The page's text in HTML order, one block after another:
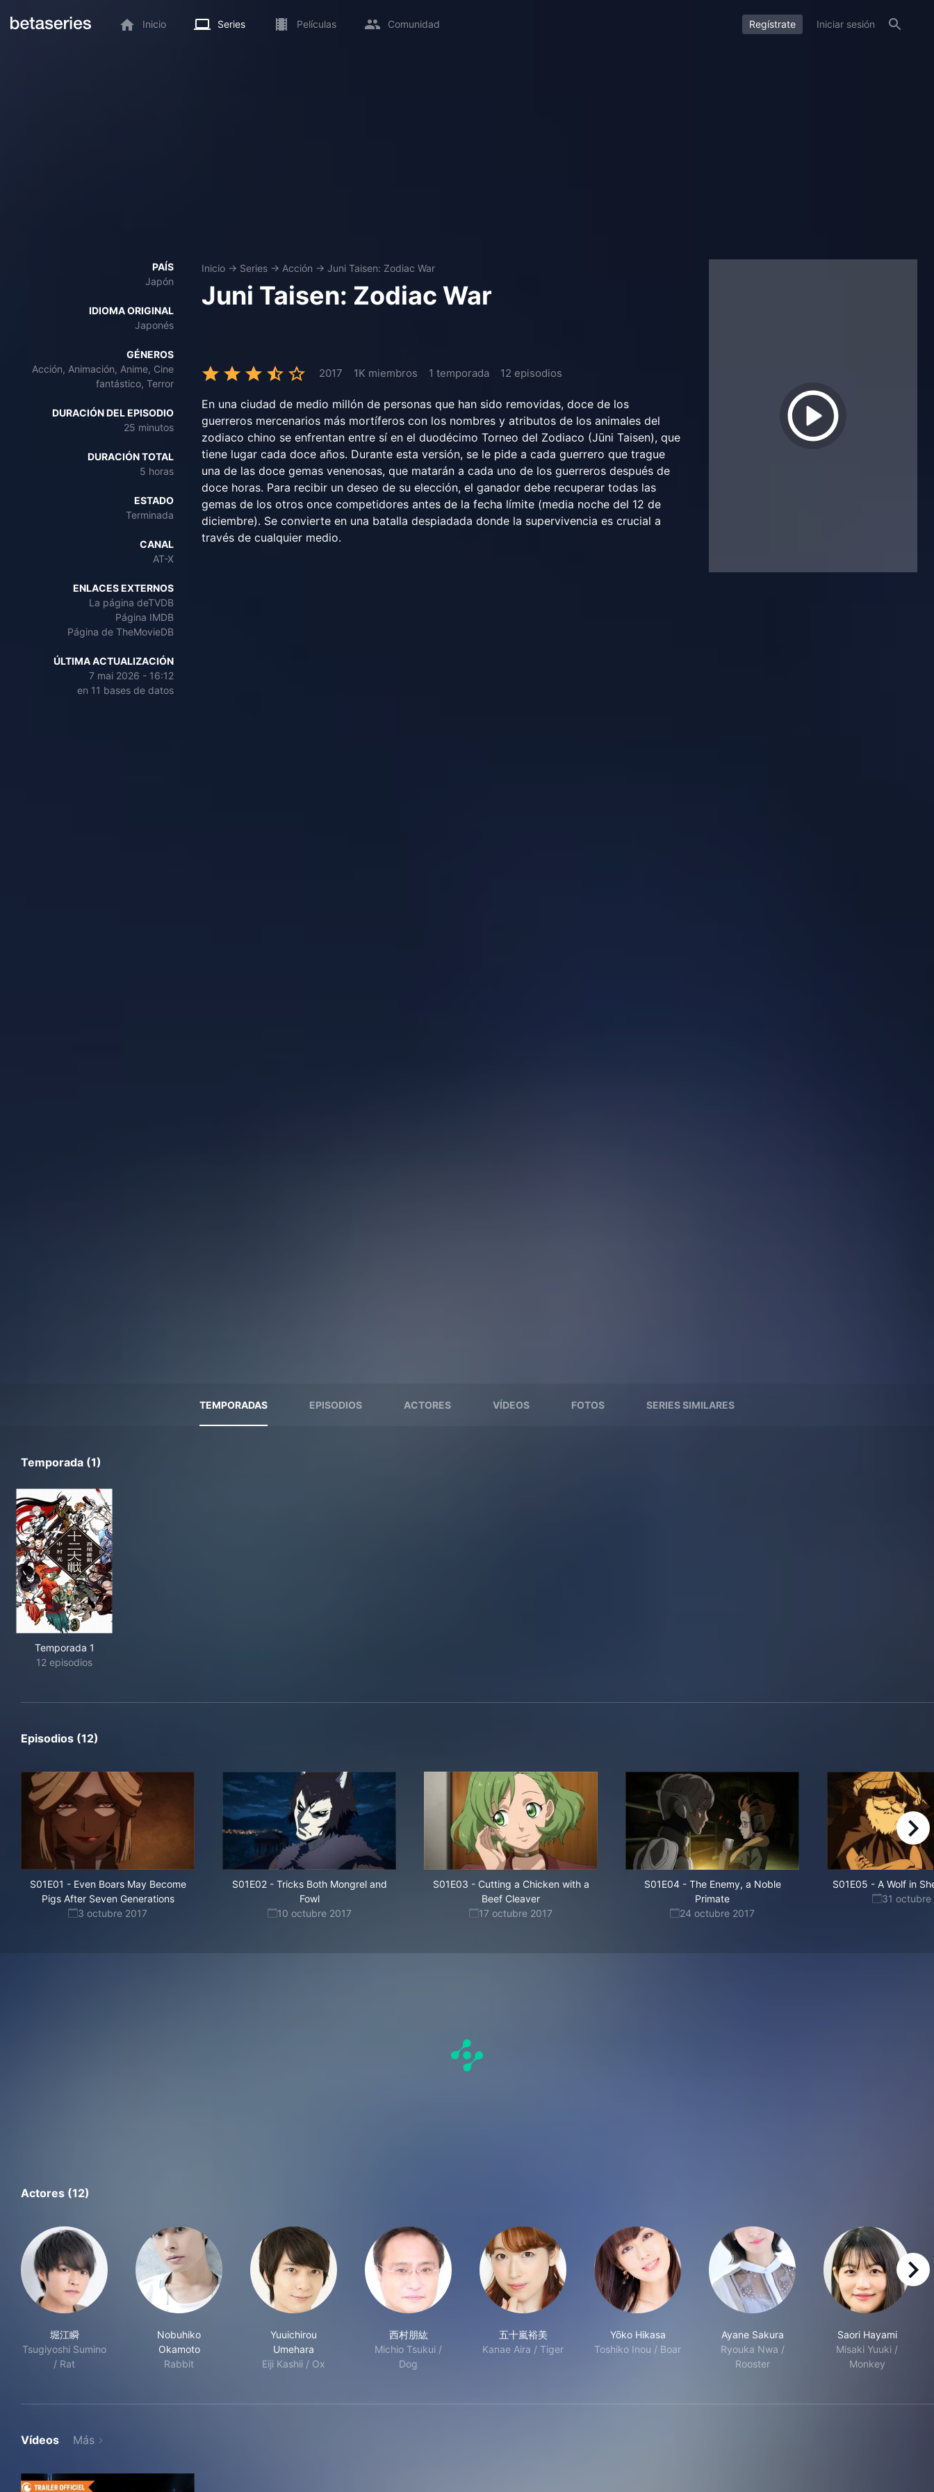
Inicio Series Películas Comunidad Regístrate Iniciar sesión
PAÍS
Japón
IDIOMA ORIGINAL
Japonés
GÉNEROS
Acción, Animación, Anime, Cine
fantástico, Terror
DURACIÓN DEL EPISODIO
25 minutos
DURACIÓN TOTAL
5 horas
ESTADO
Terminada
CANAL
AT-X
ENLACES EXTERNOS
La página deTVDB
Página IMDB
Página de TheMovieDB
ÚLTIMA ACTUALIZACIÓN
7 mai 2026 - 16:12
en 11 bases de datos
Inicio → Series → Acción → Juni Taisen: Zodiac War
Juni Taisen: Zodiac War
2017 1K miembros 1 temporada 12 episodios
En una ciudad de medio millón de personas que han sido removidas, doce de los
guerreros mercenarios más mortíferos con los nombres y atributos de los animales del
zodiaco chino se enfrentan entre sí en el duodécimo Torneo del Zodiaco (Jūni Taisen), que
tiene lugar cada doce años. Durante esta versión, se le pide a cada guerrero que trague
una de las doce gemas venenosas, que matarán a cada uno de los guerreros después de
doce horas. Para recibir un deseo de su elección, el ganador debe recuperar todas las
gemas de los otros once competidores antes de la fecha límite (media noche del 12 de
diciembre). Se convierte en una batalla despiadada donde la supervivencia es crucial a
través de cualquier medio.
TEMPORADAS EPISODIOS ACTORES VÍDEOS FOTOS SERIES SIMILARES
Temporada (1)
Temporada 1
12 episodios
Episodios (12)
S01E01 - Even Boars May Become
Pigs After Seven Generations
3 octubre 2017
S01E02- Tricks Both Mongrel and
Fowl
10 octubre 2017
S01E03 - Cutting a Chicken with a
Beef Cleaver
17 octubre 2017
S01E04- The Enemy, a Noble
Primate
24 octubre 2017
S01E05 - A Wolf in
31 octubre
right
Actores (12)
堀江瞬
Tsugiyoshi Sumino
/ Rat
Nobuhiko
Okamoto
Rabbit
Yuuichirou
Umehara
Eiji Kashii / Ox
西村朋紘
Michio Tsukui /
Dog
五十嵐裕美
Kanae Aira / Tiger
Yōko Hikasa
Toshiko Inou / Boar
Ayane Sakura
Ryouka Nwa /
Rooster
Saori Hayami
Misaki Yuuki /
Monkey
right
Vídeos Más